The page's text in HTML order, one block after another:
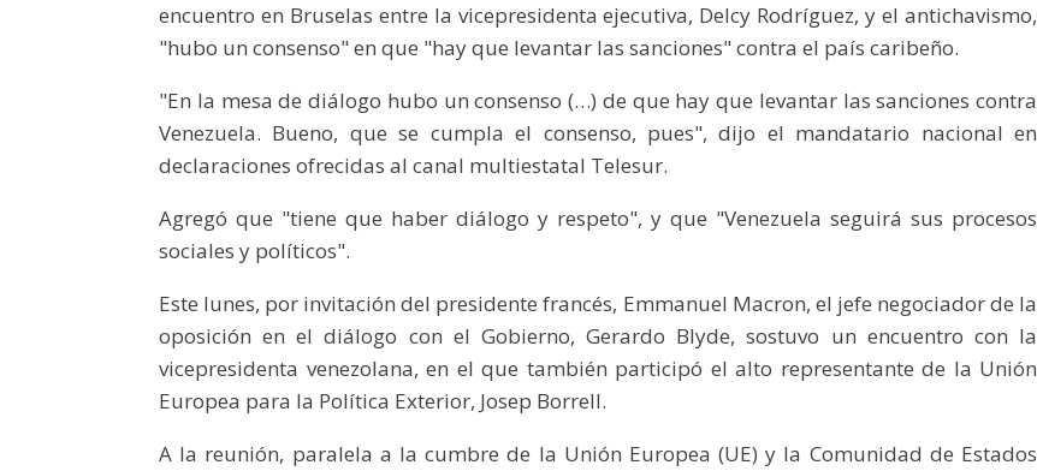
encuentro en Bruselas entre la vicepresidenta ejecutiva, Delcy Rodríguez, y el antichavismo,
"hubo un consenso" en que "hay que levantar las sanciones" contra el país caribeño.
"En la mesa de diálogo hubo un consenso (…) de que hay que levantar las sanciones contra
Venezuela. Bueno, que se cumpla el consenso, pues", dijo el mandatario nacional en
declaraciones ofrecidas al canal multiestatal Telesur.
Agregó que "tiene que haber diálogo y respeto", y que "Venezuela seguirá sus procesos
sociales y políticos".
Este lunes, por invitación del presidente francés, Emmanuel Macron, el jefe negociador de la
oposición en el diálogo con el Gobierno, Gerardo Blyde, sostuvo un encuentro con la
vicepresidenta venezolana, en el que también participó el alto representante de la Unión
Europea para la Política Exterior, Josep Borrell.
A la reunión, paralela a la cumbre de la Unión Europea (UE) y la Comunidad de Estados